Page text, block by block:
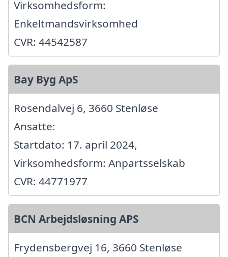
Virksomhedsform:
Enkeltmandsvirksomhed
CVR: 44542587
Bay Byg ApS
Rosendalvej 6, 3660 Stenløse
Ansatte:
Startdato: 17. april 2024,
Virksomhedsform: Anpartsselskab
CVR: 44771977
BCN Arbejdsløsning APS
Frydensbergvej 16, 3660 Stenløse